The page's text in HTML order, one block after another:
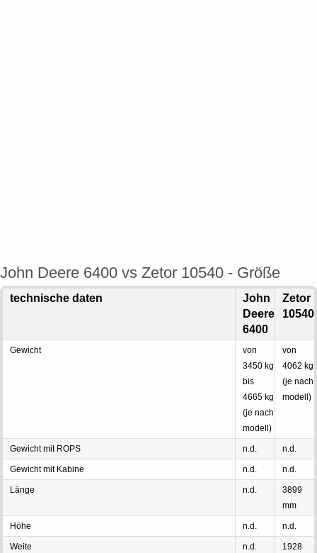
John Deere 6400 vs Zetor 10540 - Größe
technische daten
John
Deere
6400
Zetor
10540
Gewicht
von
3450 kg
bis
4665 kg
(je nach
modell)
von
4062 kg
(je nach
modell)
Gewicht mit ROPS n.d. n.d.
Gewicht mit Kabine n.d. n.d.
Länge n.d.
3899
mm
Höhe n.d. n.d.
Weite n.d.
1928